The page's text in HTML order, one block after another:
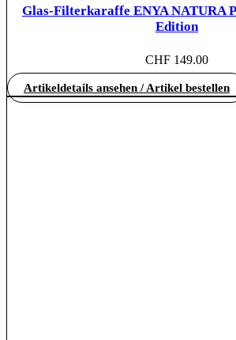
Glas-Filterkaraffe ENYA NATURA
Edition
CHF 149.00
Artikeldetails ansehen / Artikel bestellen